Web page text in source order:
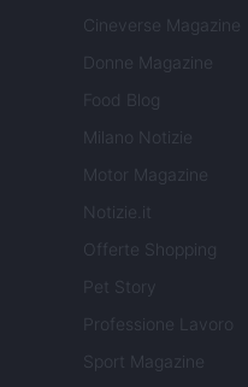
Cineverse Magazine
Donne Magazine
Food Blog
Milano Notizie
Motor Magazine
Notizie.it
Offerte Shopping
Pet Story
Professione Lavoro
Sport Magazine